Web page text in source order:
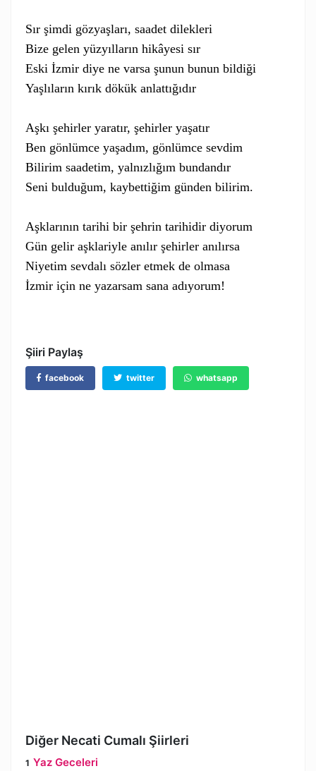
Sır şimdi gözyaşları, saadet dilekleri
Bize gelen yüzyılların hikâyesi sır
Eski İzmir diye ne varsa şunun bunun bildiği
Yaşlıların kırık dökük anlattığıdır
Aşkı şehirler yaratır, şehirler yaşatır
Ben gönlümce yaşadım, gönlümce sevdim
Bilirim saadetim, yalnızlığım bundandır
Seni bulduğum, kaybettiğim günden bilirim.
Aşklarının tarihi bir şehrin tarihidir diyorum
Gün gelir aşklariyle anılır şehirler anılırsa
Niyetim sevdalı sözler etmek de olmasa
Şiiri Paylaş
facebook twitter whatsapp
Diğer Necati Cumalı Şiirleri
Yaz Geceleri